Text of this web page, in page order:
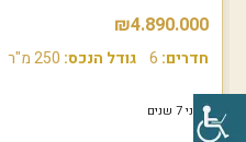
₪4.890.000
חדרים: 6 גודל הנכס: 250 מ"ר
לפני 7 שנים